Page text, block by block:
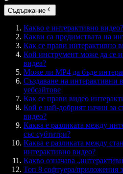
Съдържание
Какво е интерактивно видео?
Какви са предимствата на
Как се прави интерактивно
Кой инструмент може да се
видеа?
Може ли MP4 да бъде
Създаване на интерактивни
уебсайтове
Как се прави видео
Кой е най-добрият начин за
видео?
Каква е разликата между
със субтитри?
Каква е разликата между
интерактивно видео?
Какво означава
Топ 8 софтуера/приложения